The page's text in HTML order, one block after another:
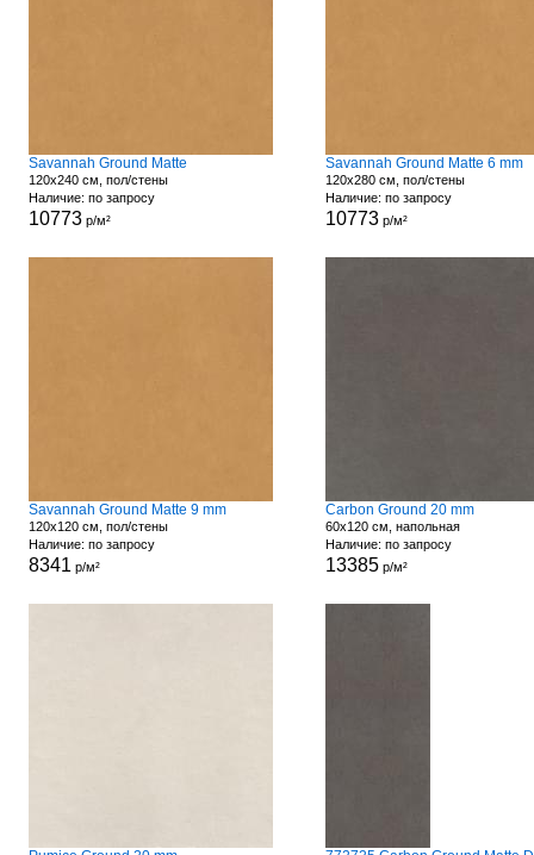
Savannah Ground Matte
120x240 см, пол/стены
Наличие: по запросу
10773р/м²
Savannah Ground Matte 6 mm
120x280 см, пол/стены
Наличие: по запросу
10773р/м²
Savannah Ground Matte 9 mm
120x120 см, пол/стены
Наличие: по запросу
8341 р/м²
Carbon Ground 20 mm
60x120 см, напольная
Наличие: по запросу
13385р/м²